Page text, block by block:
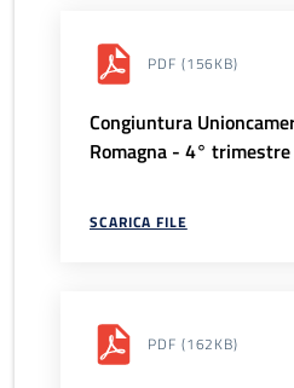
PDF (156KB)
Congiuntura
Romagna - 4°
SCARICA FILE
PDF (162KB)